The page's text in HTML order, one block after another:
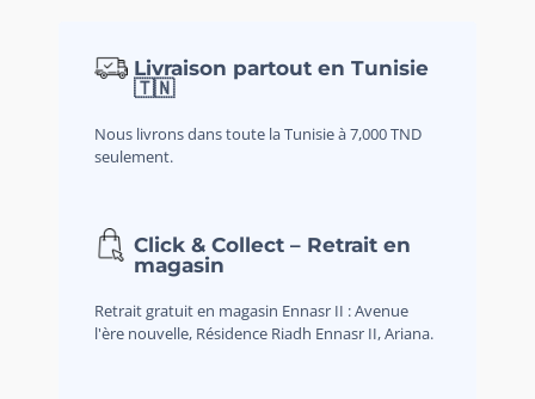
Livraison partout en Tunisie
🇹🇳
Nous livrons dans toute la Tunisie à 7,000 TND
seulement.
Click & Collect – Retrait en
magasin
Retrait gratuit en magasin Ennasr II : Avenue
l'ère nouvelle, Résidence Riadh Ennasr II, Ariana.